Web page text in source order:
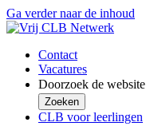
Ga verder naar de inhoud
Contact
Vacatures
Doorzoek de website
Zoeken
CLB voor leerlingen